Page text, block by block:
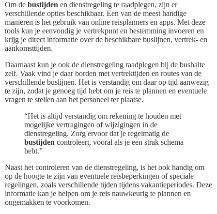
Om de bustijden en dienstregeling te raadplegen, zijn er
verschillende opties beschikbaar. Een van de meest handige
manieren is het gebruik van online reisplanners en apps. Met deze
tools kun je eenvoudig je vertrekpunt en bestemming invoeren en
krijg je direct informatie over de beschikbare buslijnen, vertrek- en
aankomsttijden.
Daarnaast kun je ook de dienstregeling raadplegen bij de bushalte
zelf. Vaak vind je daar borden met vertrektijden en routes van de
verschillende buslijnen. Het is verstandig om daar op tijd aanwezig
te zijn, zodat je genoeg tijd hebt om je reis te plannen en eventuele
vragen te stellen aan het personeel ter plaatse.
“Het is altijd verstandig om rekening te houden met
mogelijke vertragingen of wijzigingen in de
dienstregeling. Zorg ervoor dat je regelmatig de
bustijden controleert, vooral als je een strak schema
hebt.”
Naast het controleren van de dienstregeling, is het ook handig om
op de hoogte te zijn van eventuele reisbeperkingen of speciale
regelingen, zoals verschillende tijden tijdens vakantieperiodes. Deze
informatie kan je helpen om je reis nauwkeurig te plannen en
ongemakken te voorkomen.